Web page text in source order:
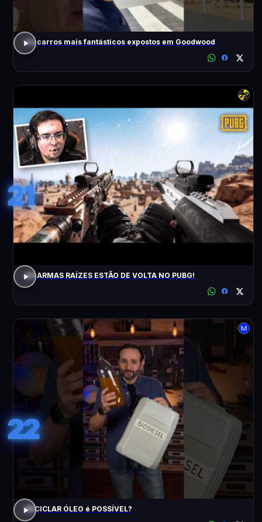
Os carros mais fantásticos expostos em Goodwood
21
AS ARMAS RAÍZES ESTÃO DE VOLTA NO PUBG!
22
RECICLAR ÓLEO é POSSÍVEL?